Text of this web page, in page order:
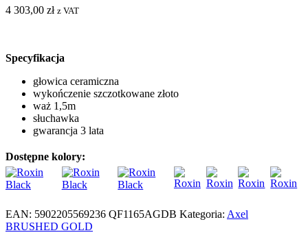
4 303,00 zł z VAT
Specyfikacja
głowica ceramiczna
wykończenie szczotkowane złoto
waż 1,5m
słuchawka
gwarancja 3 lata
Dostępne kolory:
EAN: 5902205569236 QF1165AGDB Kategoria: Axel
BRUSHED GOLD